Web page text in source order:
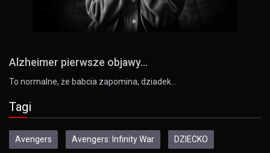
Alzheimer pierwsze objawy...
To normalne, że babcia zapomina, dziadek…
Tagi
Avengers Avengers: Infinity War DZIECKO